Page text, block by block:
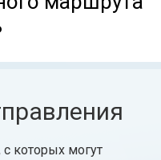
которых могут